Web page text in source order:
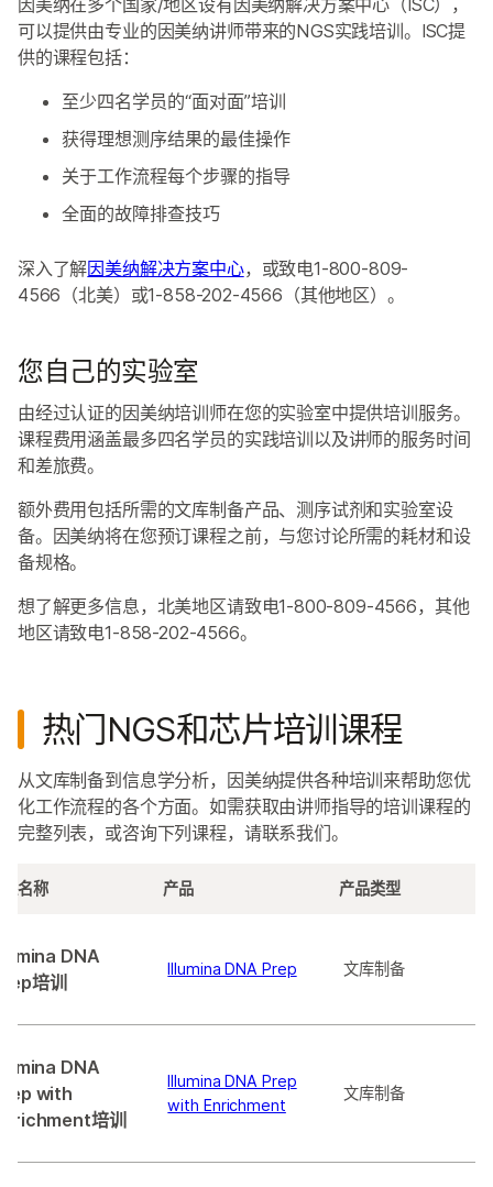
因美纳在多个国家/地区设有因美纳解决方案中心（ISC），
可以提供由专业的因美纳讲师带来的NGS实践培训。ISC提
供的课程包括：
至少四名学员的“面对面”培训
获得理想测序结果的最佳操作
关于工作流程每个步骤的指导
全面的故障排查技巧
深入了解因美纳解决方案中心，或致电1-800-809-
4566（北美）或1-858-202-4566（其他地区）。
您自己的实验室
由经过认证的因美纳培训师在您的实验室中提供培训服务。
课程费用涵盖最多四名学员的实践培训以及讲师的服务时间
和差旅费。
额外费用包括所需的文库制备产品、测序试剂和实验室设
备。因美纳将在您预订课程之前，与您讨论所需的耗材和设
备规格。
想了解更多信息，北美地区请致电1-800-809-4566，其他
地区请致电1-858-202-4566。
热门NGS和芯片培训课程
从文库制备到信息学分析，因美纳提供各种培训来帮助您优
化工作流程的各个方面。如需获取由讲师指导的培训课程的
完整列表，或咨询下列课程，请联系我们。
名称 产品 产品类型
DNA
培训
Illumina DNA Prep 文库制备
DNA
with
培训
Illumina DNA Prep
with Enrichment
文库制备